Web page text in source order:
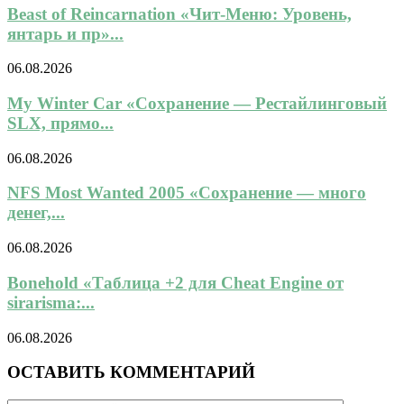
Beast of Reincarnation «Чит-Меню: Уровень,
янтарь и пр»...
06.08.2026
My Winter Car «Сохранение — Рестайлинговый
SLX, прямо...
06.08.2026
NFS Most Wanted 2005 «Сохранение — много
денег,...
06.08.2026
Bonehold «Таблица +2 для Cheat Engine от
sirarisma:...
06.08.2026
ОСТАВИТЬ КОММЕНТАРИЙ